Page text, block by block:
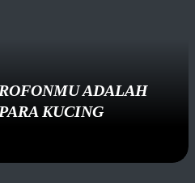
ADALAH
KUCING